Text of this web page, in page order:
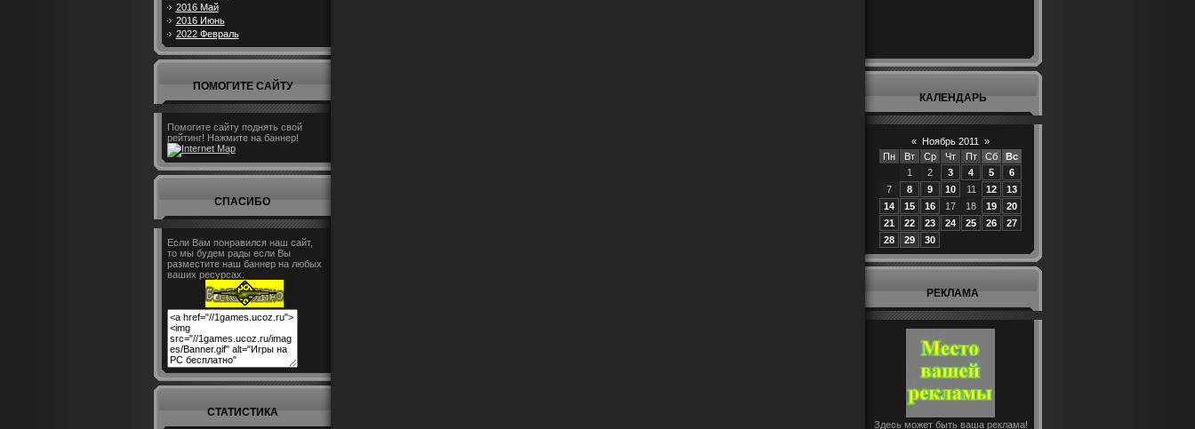
2016 Май
2016 Июнь
2022 Февраль
ПОМОГИТЕ САЙТУ
Помогите сайту поднять свой
рейтинг! Нажмите на баннер!
СПАСИБО
Если Вам понравился наш сайт,
то мы будем рады если Вы
разместите наш баннер на любых
ваших ресурсах.
СТАТИСТИКА
КАЛЕНДАРЬ
« Ноябрь 2011
»
Пн
Вт Ср Чт Пт Сб
Вс
1
2 3 4 5
6
7
8 9 10 11 12
13
14
15 16 17 18 19
20
21
22 23 24 25 26
27
28
29 30
РЕКЛАМА
Здесь может быть ваша реклама!